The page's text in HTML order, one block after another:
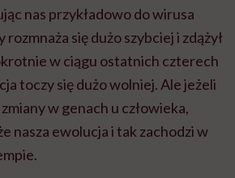
nas przykładowo do wirusa
rozmnaża się dużo szybciej i zdążył
w ciągu ostatnich czterech
toczy się dużo wolniej. Ale jeżeli
w genach u człowieka,
nasza ewolucja i tak zachodzi w